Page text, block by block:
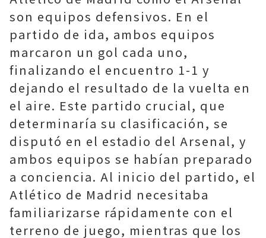
son equipos defensivos. En el
partido de ida, ambos equipos
marcaron un gol cada uno,
finalizando el encuentro 1-1 y
dejando el resultado de la vuelta en
el aire. Este partido crucial, que
determinaría su clasificación, se
disputó en el estadio del Arsenal, y
ambos equipos se habían preparado
a conciencia. Al inicio del partido, el
Atlético de Madrid necesitaba
familiarizarse rápidamente con el
terreno de juego, mientras que los